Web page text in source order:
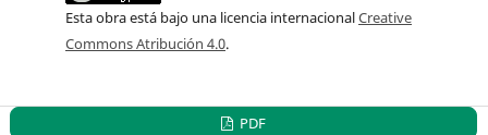
Esta obra está bajo una licencia internacionalCreative
Commons Atribución 4.0.
PDF